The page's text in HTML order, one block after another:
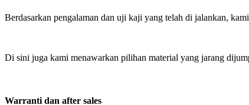
Berdasarkan pengalaman dan uji kaji yang telah di jalankan,
Di sini juga kami menawarkan pilihan material yang jarang
Warranti dan after sales